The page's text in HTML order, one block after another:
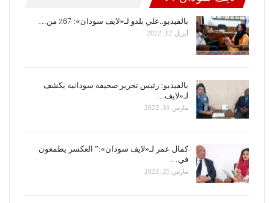
بالفيديو..علي بلدو لـ«لايف سودان»: 67٪ من…
أبريل 12, 2022
بالفيديو: رئيس تحرير صحيفة سودانية يكشف
لـ«لايف…
مارس 31, 2022
كمال عمر لـ«لايف سودان»:” العكسر يطمعون
في…
مارس 25, 2022